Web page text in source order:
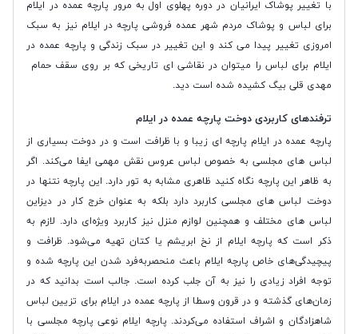
با تغییر پوشاک ایرانیان در دوره پهلوی اول به مرور پارچه عمده در ایلام
برای لباس و پوشاک مردم شهر عمده فروشی پارچه در ایلام نیز به سبک
امروزی تغییر پیدا می کند و این تغییر در سبک زندگی و پارچه عمده در
ایلام برای لباس را میتوان در نقاشی ای تاریخی که بر روی سقف حمام
مهدی قلی بیگ کشیده شده است دید.
ترفندهای کاربردی دوخت پارچه عمده در ایلام
پارچه عمده در ایلام پارچه ای زیبا و با ظرافت است و در دوخت بسیاری از
لباس های مجلسی به خصوص لباس عروس نقش مهمی ایفا می‌کند. اگر
به ظاهر این پارچه نگاه کنید ظاهری مشابه به تور دارد. این پارچه نتنها در
دوخت لباس های مجلسی کاربرد دارد بلکه به عنوان خرج کار در دیزاین
لباس های مختلف و همچنین لوازم منزل نیز کاربرد ویژه‌ای دارد. لازم به
ذکر است که پارچه ایلام از نخ ابریشم یا کتان تهیه می‌شود. ظرافت و
پیچیدگی‌های خاص پارچه ایلام باعث منحصربه‌فرد شدن این پارچه شده و
توجه افراد زیادی را نیز به آن جلب کرده است. جالب است بدانید که در
زمان‌های گذشته و در قرون وسطا از پارچه عمده در ایلام برای تزیین لباس
شاهزادگان و اشراف استفاده می‌کردند. پارچه ایلام نوعی پارچه مجلسی با